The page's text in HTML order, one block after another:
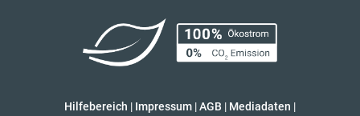
Hilfebereich | Impressum |AGB | Mediadaten |